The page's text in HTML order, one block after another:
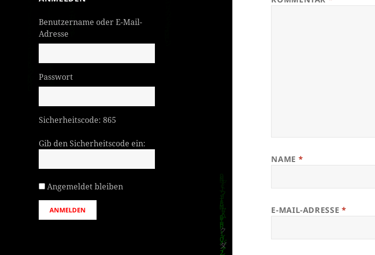
Benutzername oder E-Mail-
Adresse
Passwort
Sicherheitscode: 865
Gib den Sicherheitscode ein:
Angemeldet bleiben
ANMELDEN
NAME *
E-MAIL-ADRESSE *